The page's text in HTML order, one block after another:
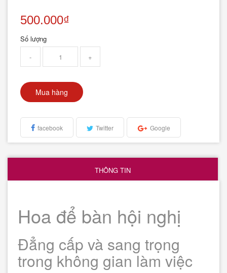
500.000₫
Số lượng
-
+
Mua hàng
facebook Twitter Google
THÔNG TIN
Hoa để bàn hội nghị
Đẳng cấp và sang trọng
trong không gian làm việc